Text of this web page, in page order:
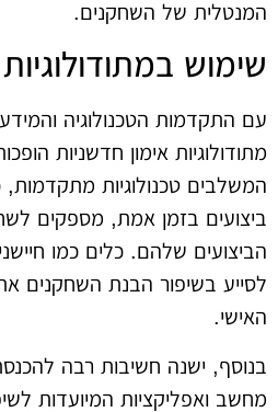
המנטלית של השחקנים.
שימוש
עם התקדמות הטכנולוגיה
מתודולוגיות אימון חדשניות
המשלבים טכנולוגיות מתקדמות,
ביצועים בזמן אמת, מספקים
הביצועים שלהם. כלים כמו
לסייע בשיפור הבנת השחקנים
האישי.
בנוסף, ישנה חשיבות רבה
מחשב ואפליקציות המיועדות